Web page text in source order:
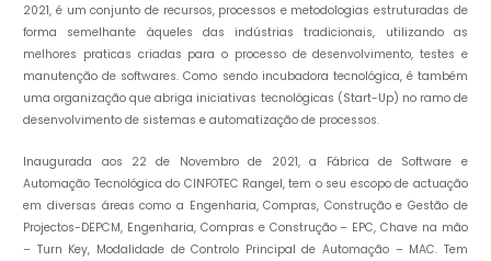
2021, é um conjunto de recursos, processos e metodologias estruturadas de
forma semelhante àqueles das indústrias tradicionais, utilizando as
melhores praticas criadas para o processo de desenvolvimento, testes e
manutenção de softwares. Como sendo incubadora tecnológica, é também
uma organização que abriga iniciativas tecnológicas (Start-Up) no ramo de
desenvolvimento de sistemas e automatização de processos.
Inaugurada aos 22 de Novembro de 2021, a Fábrica de Software e
Automação Tecnológica do CINFOTEC Rangel, tem o seu escopo de actuação
em diversas áreas como a Engenharia, Compras, Construção e Gestão de
Projectos-DEPCM, Engenharia, Compras e Construção – EPC, Chave na mão
– Turn Key, Modalidade de Controlo Principal de Automação – MAC. Tem